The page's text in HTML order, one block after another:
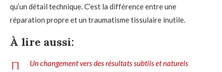
qu’un détail technique. C’est la différence entre une
réparation propre et un traumatisme tissulaire inutile.
À lire aussi:
Un changement vers des résultats subtils et naturels